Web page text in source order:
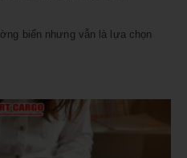
biển nhưng vẫn là lựa chọn